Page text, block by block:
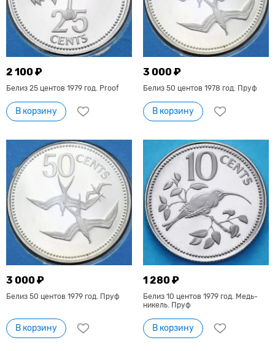
2 100 ₽
Белиз 25 центов 1979 год. Proof
В корзину
3 000 ₽
Белиз 50 центов 1978 год. Пруф
В корзину
3 000 ₽
Белиз 50 центов 1979 год. Пруф
В корзину
1 280 ₽
Белиз 10 центов 1979 год. Медь-
никель. Пруф
В корзину